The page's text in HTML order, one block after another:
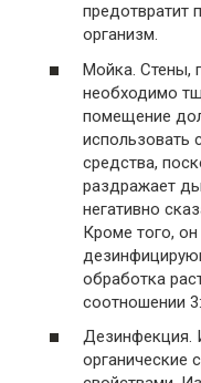
предотвратит
организм.
Мойка. Стены,
необходимо
помещение
использовать
средства,
раздражает
негативно
Кроме того,
обработка
соотношении
Дезинфекция.
органические